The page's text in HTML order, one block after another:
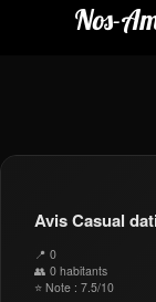
Nos-
Avis Casual
📍 0
👥 0 habitants
⭐ Note : 7.5/10